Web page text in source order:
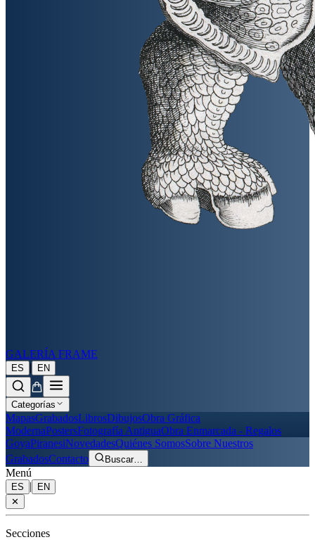
GALERÍA FRAME
ES | EN
Categorías
MapasGrabadosLibrosDibujosObra Gráfica
ModernaPostersFotografía AntiguaObra Enmarcada - Regalos
GoyaPiranesiNovedadesQuiénes SomosSobre Nuestros
GrabadosContacto Buscar…
Menú
ES |
EN
✕
Secciones